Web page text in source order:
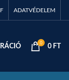
ADATVÉDELEM
0
0 FT